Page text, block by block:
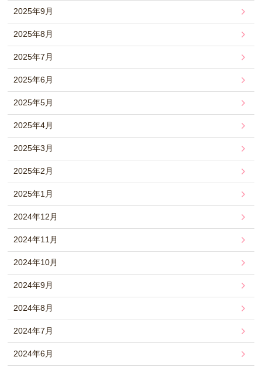
2025年9月
2025年8月
2025年7月
2025年6月
2025年5月
2025年4月
2025年3月
2025年2月
2025年1月
2024年12月
2024年11月
2024年10月
2024年9月
2024年8月
2024年7月
2024年6月